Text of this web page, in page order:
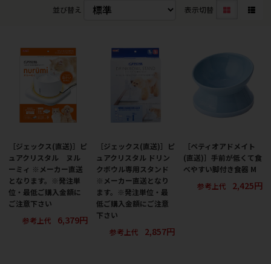
並び替え 表示切替
［ジェックス(直送)］ピ
ュアクリスタル ヌル
ーミィ ※メーカー直送
となります。※発注単
位・最低ご購入金額に
ご注意下さい
参考上代
6,379円
［ジェックス(直送)］ピ
ュアクリスタル ドリン
クボウル専用スタンド
※メーカー直送となり
ます。※発注単位・最
低ご購入金額にご注意
下さい
参考上代
2,857円
［ペティオアドメイト
(直送)］手前が低くて食
べやすい脚付き食器 M
参考上代
2,425円